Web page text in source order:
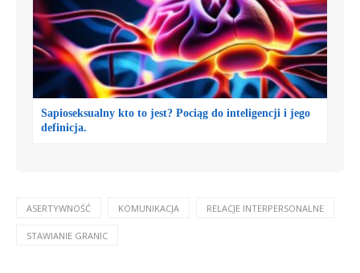
Sapioseksualny kto to jest? Pociąg do inteligencji i jego
definicja.
ASERTYWNOŚĆ KOMUNIKACJA RELACJE INTERPERSONALNE
STAWIANIE GRANIC